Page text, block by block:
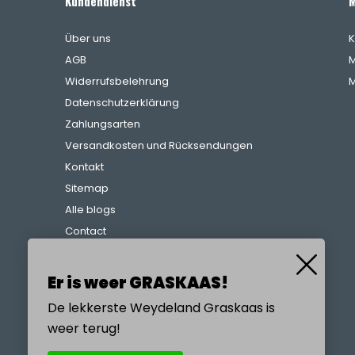
Über uns
AGB
Widerrufsbelehrung
Datenschutzerklärung
Zahlungsarten
Versandkosten und Rücksendungen
Kontakt
Sitemap
Alle blogs
Contact
Referenzen
Er is weer GRASKAAS!
De lekkerste Weydeland Graskaas is
weer terug!